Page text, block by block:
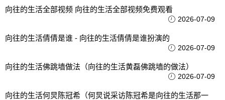
向往的生活全部视频 向往的生活全部视频免费观看
2026-07-09
向往的生活倩倩是谁 - 向往的生活倩倩是谁扮演的
2026-07-09
向往的生活佛跳墙做法（向往的生活黄磊佛跳墙的做法）
2026-07-09
向往的生活何炅陈冠希（何炅说采访陈冠希是向往的生活那一